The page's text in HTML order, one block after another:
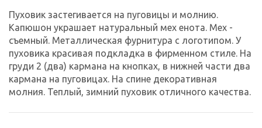
Пуховик застегивается на пуговицы и молнию.
Капюшон украшает натуральный мех енота. Мех -
съемный. Металлическая фурнитура с логотипом. У
пуховика красивая подкладка в фирменном стиле. На
груди 2 (два) кармана на кнопках, в нижней части два
кармана на пуговицах. На спине декоративная
молния. Теплый, зимний пуховик отличного качества.